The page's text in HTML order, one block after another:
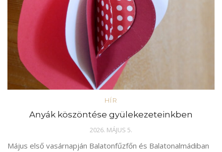
HÍR
Anyák köszöntése gyülekezeteinkben
2026. MÁJUS 5.
Május első vasárnapján Balatonfűzfőn és Balatonalmádiban